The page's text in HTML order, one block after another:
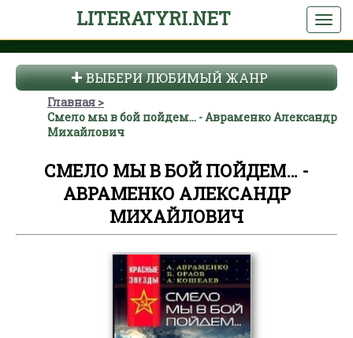
LITERATYRI.NET
ВЫБЕРИ ЛЮБИМЫЙ ЖАНР
Главная
Смело мы в бой пойдем… - Авраменко Александр
Михайлович
СМЕЛО МЫ В БОЙ ПОЙДЕМ… -
АВРАМЕНКО АЛЕКСАНДР
МИХАЙЛОВИЧ